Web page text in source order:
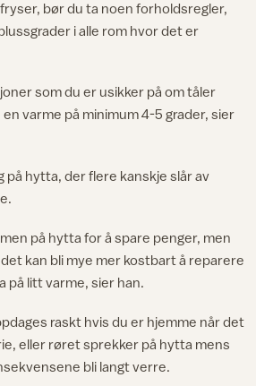
bør du ta noen forholdsregler,
i alle rom hvor det er
som du er usikker på om tåler
varme på minimum 4-5 grader, sier
hytta, der flere kanskje slår av
på hytta for å spare penger, men
kan bli mye mer kostbart å reparere
på litt varme, sier han.
raskt hvis du er hjemme når det
eller røret sprekker på hytta mens
bli langt verre.